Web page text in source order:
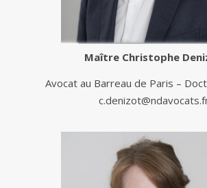
Maître Christophe
Avocat au Barreau de Paris –